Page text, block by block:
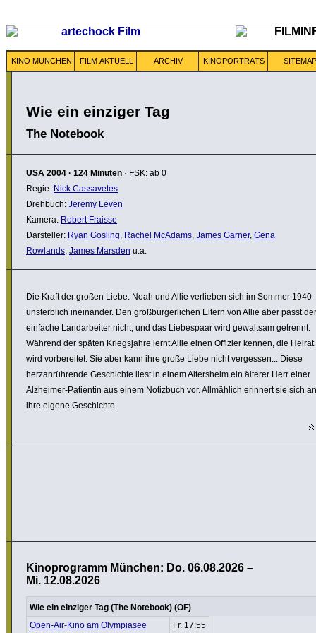
KINO MÜNCHEN FILM AKTUELL ARCHIV KINOPORTRÄTS SITEMAP
Wie ein einziger Tag
The Notebook
USA 2004 · 124 Minuten · FSK: ab 0
Regie: Nick Cassavetes
Drehbuch: Jeremy Leven
Kamera: Robert Fraisse
Darsteller: Ryan Gosling, Rachel McAdams, James Garner, Gena
Rowlands, James Marsden u.a.
Die Kraft der großen Liebe: Noah und Allie verlieben sich im Sommer 1940
unsterb­lich inein­ander. Den großbür­ger­li­chen Eltern von Allie aber passt der
einfache Land­ar­beiter nicht, und das Liebes­paar wird gewaltsam getrennt.
Während der späten Kriegs­jahre lernt Allie einen Offizier kennen, die Heirat
wird vorbe­reitet. Sie aber kann ihre große Liebe nicht vergessen... Diese
herzan­rüh­rende Geschichte liest in einem Alters­heim ein älterer Herr einer
Alzheimer-Patientin aus einem Notizbuch vor. Allmäh­lich erinnert sie sich an
ihre eigene Geschichte.
Kinoprogramm München: Do. 06.08.2026 –
Mi. 12.08.2026
Wie ein einziger Tag (The Notebook) (OF)
Open-Air-Kino am Olympiasee
Fr. 17:55